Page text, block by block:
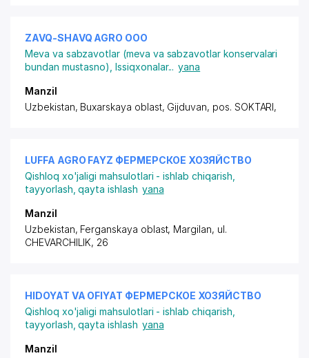
ZAVQ-SHAVQ AGRO ООО
Meva va sabzavotlar (meva va sabzavotlar konservalari
bundan mustasno) ,Issiqxonalar... yana
Manzil
Uzbekistan, Buxarskaya oblast, Gijduvan, pos. SOKTARI,
LUFFA AGRO FAYZ ФЕРМЕРСКОЕ ХОЗЯЙСТВО
Qishloq xo'jaligi mahsulotlari - ishlab chiqarish,
tayyorlash, qayta ishlash yana
Manzil
Uzbekistan, Ferganskaya oblast, Margilan, ul.
CHEVARCHILIK, 26
HIDOYAT VA OFIYAT ФЕРМЕРСКОЕ ХОЗЯЙСТВО
Qishloq xo'jaligi mahsulotlari - ishlab chiqarish,
tayyorlash, qayta ishlash yana
Manzil